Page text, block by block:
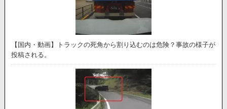
【国内・動画】トラックの死角から割り込むのは危険？事故の様子が
投稿される。